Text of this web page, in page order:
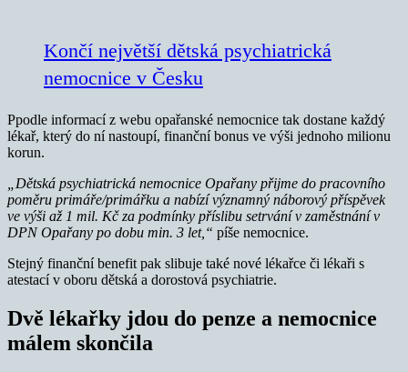
Končí největší dětská psychiatrická
nemocnice v Česku
Ppodle informací z webu opařanské nemocnice tak dostane každý
lékař, který do ní nastoupí, finanční bonus ve výši jednoho milionu
korun.
„Dětská psychiatrická nemocnice Opařany přijme do pracovního
poměru primáře/primářku a nabízí významný náborový příspěvek
ve výši až 1 mil. Kč za podmínky příslibu setrvání v zaměstnání v
DPN Opařany po dobu min. 3 let,“ píše nemocnice.
Stejný finanční benefit pak slibuje také nové lékařce či lékaři s
atestací v oboru dětská a dorostová psychiatrie.
Dvě lékařky jdou do penze a nemocnice
málem skončila